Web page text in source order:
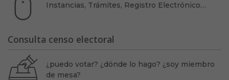
Instancias, Trámites, Registro Electrónico…
Consulta censo electoral
¿puedo votar? ¿dónde lo hago? ¿soy miembro
de mesa?